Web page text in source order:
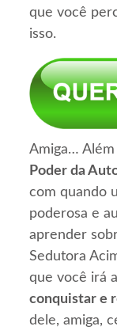
que você
isso.
Amiga…
Poder da
com quando
poderosa e
aprender
Sedutora
que você irá
conquistar e
dele, amiga,